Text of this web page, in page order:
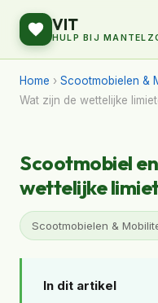
VIT
HULP BIJ
Home › Scootmobielen &
Wat zijn de wettelijke
Scootmobiel
wettelijke
Scootmobielen &
In dit artikel